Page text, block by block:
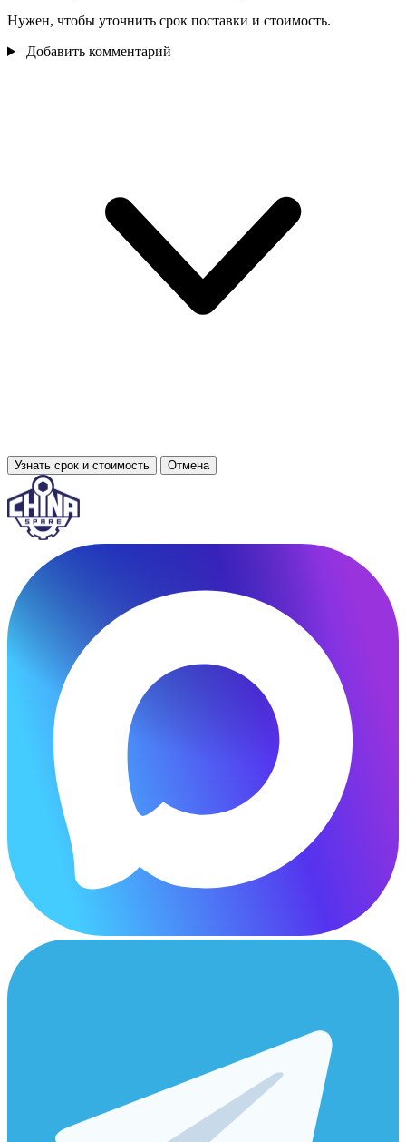
Нужен, чтобы уточнить срок поставки и стоимость.
Добавить комментарий
Узнать срок и стоимость Отмена